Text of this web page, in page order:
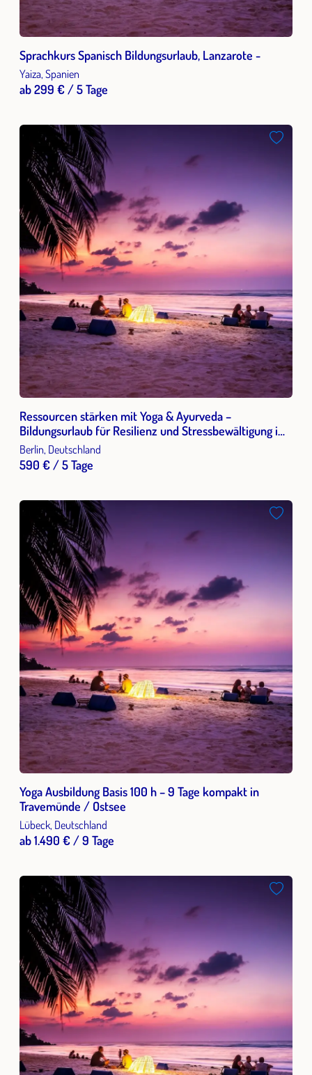
Sprachkurs Spanisch Bildungsurlaub, Lanzarote -
Yaiza, Spanien
ab 299 € / 5 Tage
Ressourcen stärken mit Yoga & Ayurveda –
Bildungsurlaub für Resilienz und Stressbewältigung im
Berufsalltag
Berlin, Deutschland
590 € / 5 Tage
Yoga Ausbildung Basis 100 h – 9 Tage kompakt in
Travemünde / Ostsee
Lübeck, Deutschland
ab 1.490 € / 9 Tage